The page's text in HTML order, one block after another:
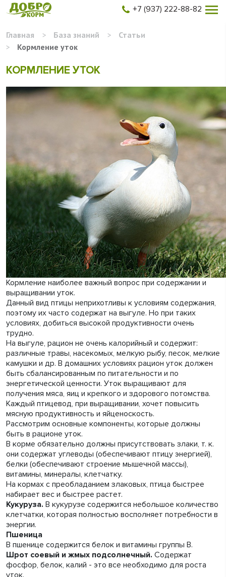
+7 (937) 222-88-82
Главная > База знаний >
Статьи
>
Кормление уток
КОРМЛЕНИЕ УТОК
Кормление наиболее важный вопрос при содержании и
выращивании уток.
Данный вид птицы неприхотливы к условиям содержания,
поэтому их часто содержат на выгуле. Но при таких
условиях, добиться высокой продуктивности очень
трудно.
На выгуле, рацион не очень калорийный и содержит:
различные травы, насекомых, мелкую рыбу, песок, мелкие
камушки и др. В домашних условиях рацион уток должен
быть сбалансированным по питательности и по
энергетической ценности. Уток выращивают для
получения мяса, яиц и крепкого и здорового потомства.
Каждый птицевод, при выращивании, хочет повысить
мясную продуктивность и яйценоскость.
Рассмотрим основные компоненты, которые должны
быть в рационе уток.
В корме обязательно должны присутствовать злаки, т. к.
они содержат углеводы (обеспечивают птицу энергией),
белки (обеспечивают строение мышечной массы),
витамины, минералы, клетчатку.
На кормах с преобладанием злаковых, птица быстрее
набирает вес и быстрее растет.
Кукуруза. В кукурузе содержится небольшое количество
клетчатки, которая полностью восполняет потребности в
энергии.
Пшеница
В пшенице содержится белок и витамины группы В.
Шрот соевый и жмых подсолнечный. Содержат
фосфор, белок, калий - это все необходимо для роста
уток.